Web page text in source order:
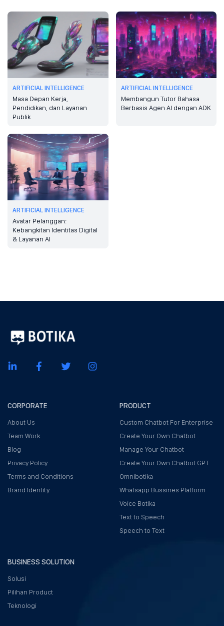
ARTIFICIAL INTELLIGENCE
Masa Depan Kerja,
Pendidikan, dan Layanan
Publik
ARTIFICIAL INTELLIGENCE
Membangun Tutor Bahasa
Berbasis Agen AI dengan ADK
ARTIFICIAL INTELLIGENCE
Avatar Pelanggan:
Kebangkitan Identitas Digital
& Layanan AI
CORPORATE
About Us
Team Work
Blog
Privacy Policy
Terms and Conditions
Brand Identity
PRODUCT
Custom Chatbot For Enterprise
Create Your Own Chatbot
Manage Your Chatbot
Create Your Own Chatbot GPT
Omnibotika
Whatsapp Bussines Platform
Voice Botika
Text to Speech
Speech to Text
BUSINESS SOLUTION
Solusi
Pilihan Product
Teknologi